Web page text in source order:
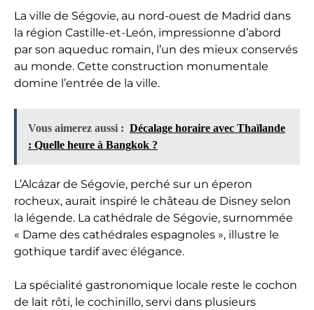
La ville de Ségovie, au nord-ouest de Madrid dans
la région Castille-et-León, impressionne d’abord
par son aqueduc romain, l’un des mieux conservés
au monde. Cette construction monumentale
domine l’entrée de la ville.
Vous aimerez aussi : Décalage horaire avec Thaïlande
: Quelle heure à Bangkok ?
L’Alcázar de Ségovie, perché sur un éperon
rocheux, aurait inspiré le château de Disney selon
la légende. La cathédrale de Ségovie, surnommée
« Dame des cathédrales espagnoles », illustre le
gothique tardif avec élégance.
La spécialité gastronomique locale reste le cochon
de lait rôti, le cochinillo, servi dans plusieurs